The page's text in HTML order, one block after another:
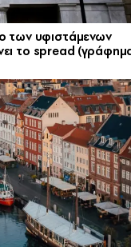
των υφιστάμενων
το spread